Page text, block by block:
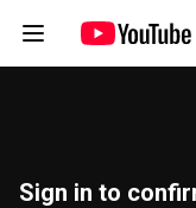
Sign in to